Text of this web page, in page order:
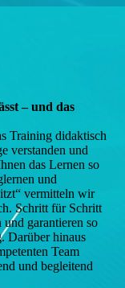
– und das
Training didaktisch
verstanden und
das Lernen so
und
vermitteln wir
Schritt für Schritt
garantieren so
Darüber hinaus
Team
und begleitend